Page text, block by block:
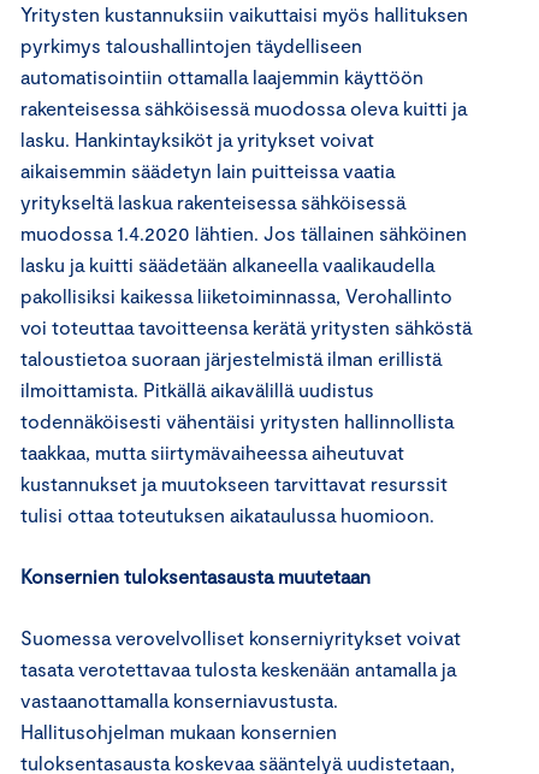
Yritysten kustannuksiin vaikuttaisi myös hallituksen
pyrkimys taloushallintojen täydelliseen
automatisointiin ottamalla laajemmin käyttöön
rakenteisessa sähköisessä muodossa oleva kuitti ja
lasku. Hankintayksiköt ja yritykset voivat
aikaisemmin säädetyn lain puitteissa vaatia
yritykseltä laskua rakenteisessa sähköisessä
muodossa 1.4.2020 lähtien. Jos tällainen sähköinen
lasku ja kuitti säädetään alkaneella vaalikaudella
pakollisiksi kaikessa liiketoiminnassa, Verohallinto
voi toteuttaa tavoitteensa kerätä yritysten sähköstä
taloustietoa suoraan järjestelmistä ilman erillistä
ilmoittamista. Pitkällä aikavälillä uudistus
todennäköisesti vähentäisi yritysten hallinnollista
taakkaa, mutta siirtymävaiheessa aiheutuvat
kustannukset ja muutokseen tarvittavat resurssit
tulisi ottaa toteutuksen aikataulussa huomioon.
Konsernien tuloksentasausta muutetaan
Suomessa verovelvolliset konserniyritykset voivat
tasata verotettavaa tulosta keskenään antamalla ja
vastaanottamalla konserniavustusta.
Hallitusohjelman mukaan konsernien
tuloksentasausta koskevaa sääntelyä uudistetaan,